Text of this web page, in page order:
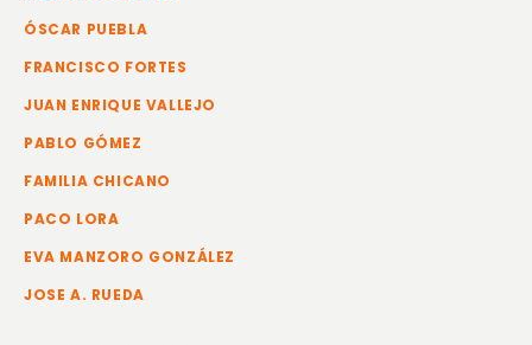
ÓSCAR PUEBLA
FRANCISCO FORTES
JUAN ENRIQUE VALLEJO
PABLO GÓMEZ
FAMILIA CHICANO
PACO LORA
EVA MANZORO GONZÁLEZ
JOSE A. RUEDA